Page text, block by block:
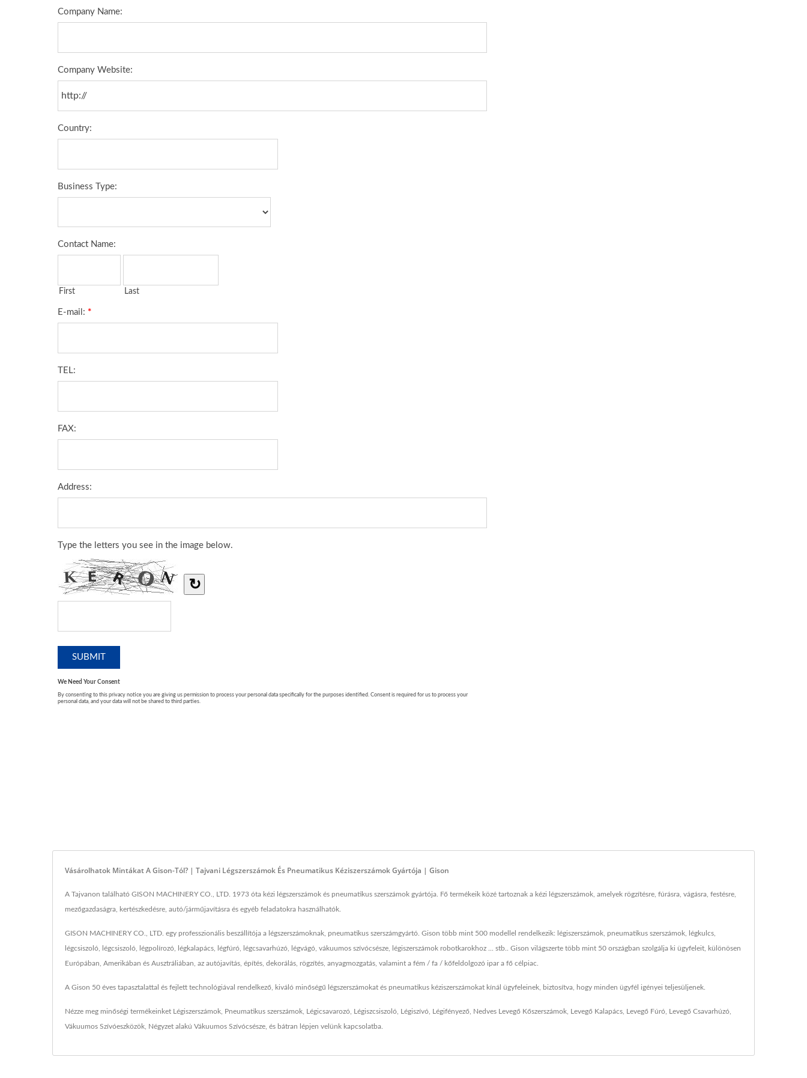
Vásárolhatok Mintákat A Gison-Tól? | Tajvani Légszerszámok És Pneumatikus Kéziszerszámok Gyártója | Gison
A Tajvanon található GISON MACHINERY CO., LTD. 1973 óta kézi légszerszámok és pneumatikus szerszámok gyártója. Fő termékeik közé tartoznak a kézi légszerszámok, amelyek rögzítésre, fúrásra, vágásra, festésre,
mezőgazdaságra, kertészkedésre, autó/járműjavításra és egyéb feladatokra használhatók.
GISON MACHINERY CO., LTD. egy professzionális beszállítója a légszerszámoknak, pneumatikus szerszámgyártó. Gison több mint 500 modellel rendelkezik: légiszerszámok, pneumatikus szerszámok, légkulcs,
légcsiszoló, légcsiszoló, légpolírozó, légkalapács, légfúró, légcsavarhúzó, légvágó, vákuumos szívócsésze, légiszerszámok robotkarokhoz ... stb.. Gison világszerte több mint 50 országban szolgálja ki ügyfeleit, különösen
Európában, Amerikában és Ausztráliában, az autójavítás, építés, dekorálás, rögzítés, anyagmozgatás, valamint a fém / fa / kőfeldolgozó ipar a fő célpiac.
A Gison 50 éves tapasztalattal és fejlett technológiával rendelkező, kiváló minőségű légszerszámokat és pneumatikus kéziszerszámokat kínál ügyfeleinek, biztosítva, hogy minden ügyfél igényei teljesüljenek.
Nézze meg minőségi termékeinket Légiszerszámok Pneumatikus szerszámok Légicsavarozó Légiszcsiszoló Légiszívó Légifényező Nedves Levegő Kőszerszámok Levegő Kalapács Levegő Fúró Levegő Csavarhúzó
Vákuumos Szívóeszközök Négyzet alakú Vákuumos Szívócsésze , és bátran lépjen velünk kapcsolatba